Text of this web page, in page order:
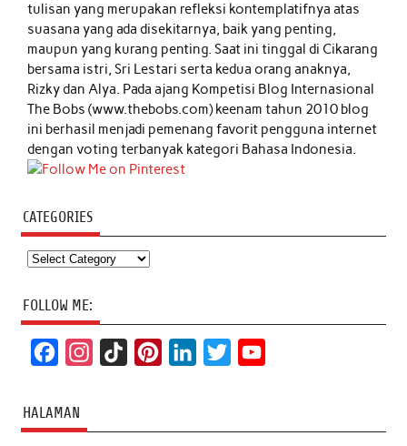
tulisan yang merupakan refleksi kontemplatifnya atas
suasana yang ada disekitarnya, baik yang penting,
maupun yang kurang penting. Saat ini tinggal di Cikarang
bersama istri, Sri Lestari serta kedua orang anaknya,
Rizky dan Alya. Pada ajang Kompetisi Blog Internasional
The Bobs (www.thebobs.com) keenam tahun 2010 blog
ini berhasil menjadi pemenang favorit pengguna internet
dengan voting terbanyak kategori Bahasa Indonesia.
CATEGORIES
Categories
FOLLOW ME:
c
e
t
T
t
k
t
T
HALAMAN